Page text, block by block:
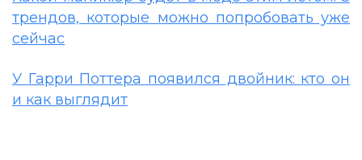
трендов, которые можно попробовать уже
сейчас
У Гарри Поттера появился двойник: кто он
и как выглядит